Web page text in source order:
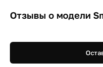
Отзывы о модели